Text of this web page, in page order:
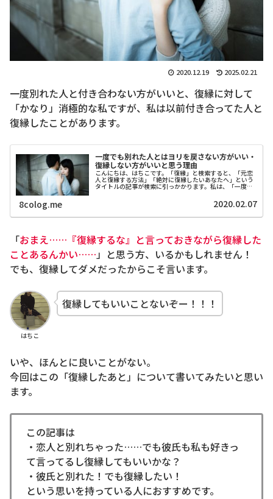
2020.12.19 2025.02.21
一度別れた人と付き合わない方がいいと、復縁に対して
「かなり」消極的な私ですが、私は以前付き合ってた人と
復縁したことがあります。
一度でも別れた人とはヨリを戻さない方がいい・
復縁しない方がいいと思う理由
こんにちは、はちこです。「復縁」と検索すると、「元恋
人と復縁する方法」「絶対に復縁したいあなたへ」という
タイトルの記事が検索に引っかかります。私は、「一度で
8colog.me 2020.02.07
「おまえ……『復縁するな』と言っておきながら復縁した
ことあるんかい…… 」と思う方、いるかもしれません！
でも、復縁してダメだったからこそ言います。
はちこ
復縁してもいいことないぞー！！！
いや、ほんとに良いことがない。
今回はこの「復縁したあと」について書いてみたいと思い
ます。
この記事は
・恋人と別れちゃった……でも彼氏も私も好きっ
て言ってるし復縁してもいいかな？
・彼氏と別れた！でも復縁したい！
という思いを持っている人におすすめです。